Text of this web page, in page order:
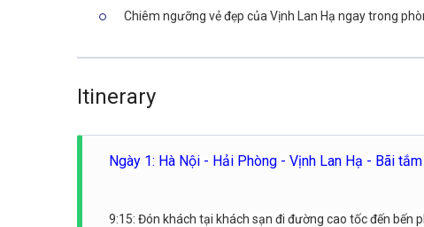
Chiêm ngưỡng vẻ đẹp của Vịnh Lan Hạ ngay trong
Itinerary
Ngày 1: Hà Nội - Hải Phòng - Vịnh Lan Hạ - Bãi
9:15: Đón khách tại khách sạn đi đường cao tốc đến bến